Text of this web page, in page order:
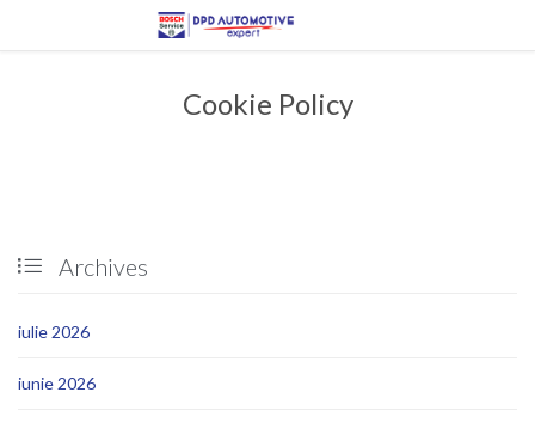
Cookie Policy
 Archives
iulie 2026
iunie 2026